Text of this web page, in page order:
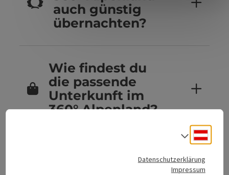
auch günstig
übernachten?
Wie findest du
die passende
Unterkunft im
360° Alpenland?
Sind Hunde inDatenschutzerklärung
Impressum